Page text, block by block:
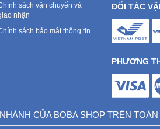
sách vận chuyển và
nhận
sách bảo mật thông tin
ĐỐI TÁC
PHƯƠNG
CỦA BOBA SHOP TRÊN